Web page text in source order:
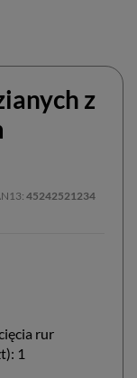
z
45242521234
rur
1